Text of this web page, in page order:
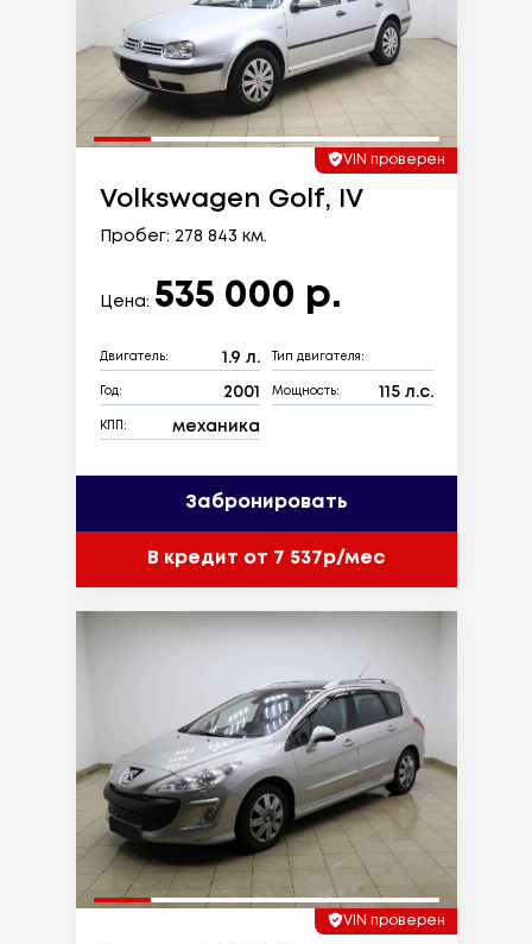
VIN проверен
Volkswagen Golf, IV
Пробег: 278 843 км.
Цена: 535 000 р.
Двигатель: 1.9 л. Тип двигателя:
Год: 2001 Мощность: 115 л.с.
КПП: механика
Забронировать
В кредит от 7 537р/мес
VIN проверен